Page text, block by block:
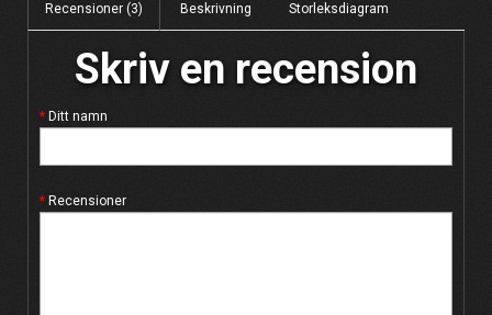
Recensioner (3) Beskrivning Storleksdiagram
Skriv en recension
Ditt namn
Recensioner